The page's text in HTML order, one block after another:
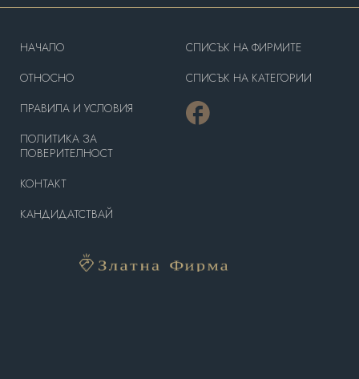
HAЧАЛО
OТНОСНО
ПРАВИЛА И УСЛОВИЯ
ПОЛИТИКА ЗА
ПОВЕРИТЕЛНОСТ
КОНТАКТ
КАНДИДАТСТВАЙ
СПИСЪК НА ФИРМИТЕ
СПИСЪК НА КАТЕГОРИИ